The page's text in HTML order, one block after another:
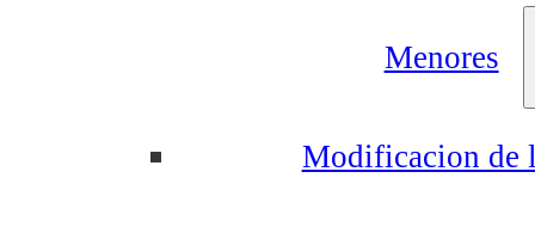
Menores
Modificacion de